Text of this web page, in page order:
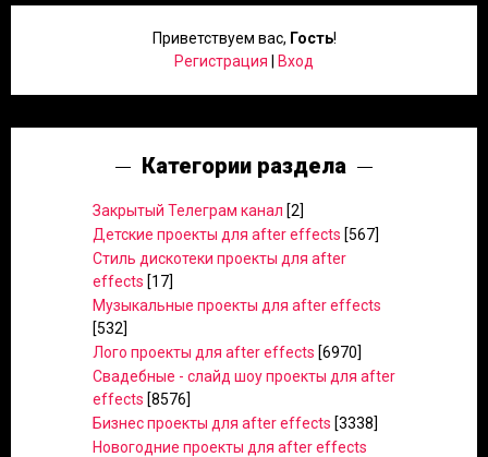
Приветствуем вас, Гость!
Регистрация
Вход
Категории раздела
Закрытый Телеграм канал [2]
Детские проекты для after effects [567]
Стиль дискотеки проекты для after
effects [17]
Музыкальные проекты для after effects
[532]
Лого проекты для after effects [6970]
Свадебные - слайд шоу проекты для after
effects [8576]
Бизнес проекты для after effects [3338]
Новогодние проекты для after effects